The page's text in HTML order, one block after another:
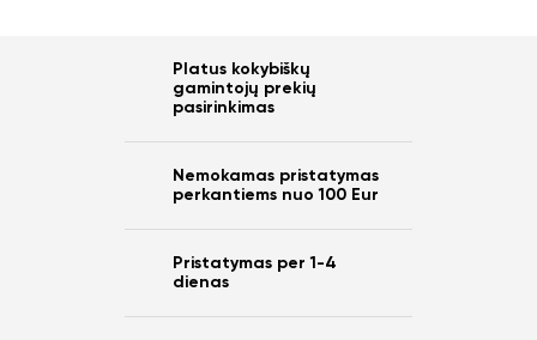
Platus kokybiškų
gamintojų prekių
pasirinkimas
Nemokamas pristatymas
perkantiems nuo 100 Eur
Pristatymas per 1-4
dienas